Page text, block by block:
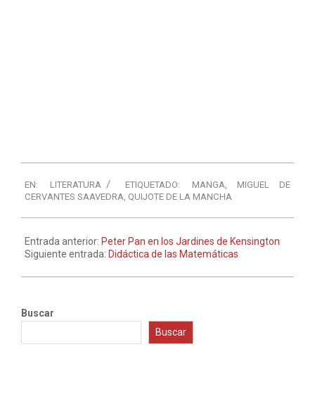
EN: LITERATURA ETIQUETADO: MANGA
MIGUEL DE
CERVANTES SAAVEDRA QUIJOTE DE LA MANCHA
Entrada anterior: Peter Pan en los Jardines de Kensington
Siguiente entrada: Didáctica de las Matemáticas
Buscar
Buscar